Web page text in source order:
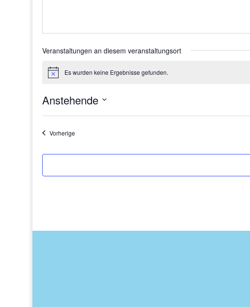
Veranstaltungen an diesem veranstaltungsort
HinweisEs wurden keine Ergebnisse gefunden.
Anstehende
VorherigeVeranstaltungen